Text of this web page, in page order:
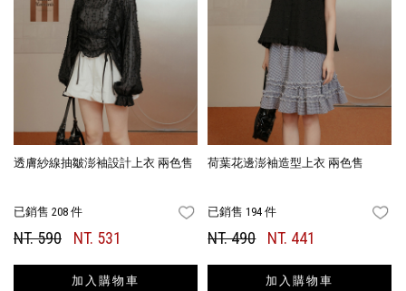
透膚紗線抽皺澎袖設計上衣 兩色售
已銷售 208 件 FAVORITES
NT. 590 NT. 531
加入購物車
荷葉花邊澎袖造型上衣 兩色售
已銷售 194 件
NT. 490 NT. 441
加入購物車